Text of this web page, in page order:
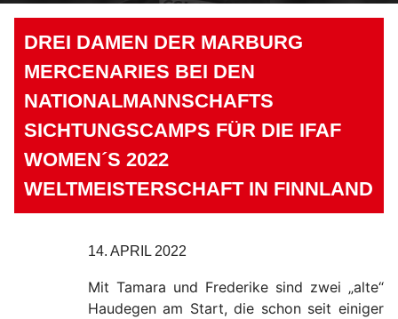
DREI DAMEN DER MARBURG
MERCENARIES BEI DEN
NATIONALMANNSCHAFTS
SICHTUNGSCAMPS FÜR DIE IFAF
WOMEN´S 2022
WELTMEISTERSCHAFT IN FINNLAND
14. APRIL 2022
Mit Tamara und Frederike sind zwei „alte“
Haudegen am Start, die schon seit einiger